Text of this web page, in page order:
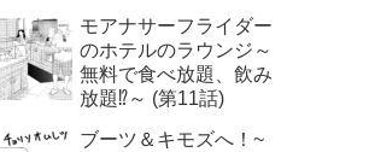
モアナサーフライダー
のホテルのラウンジ～
無料で食べ放題、飲み
放題⁉～ (第11話)
ブーツ＆キモズへ！~